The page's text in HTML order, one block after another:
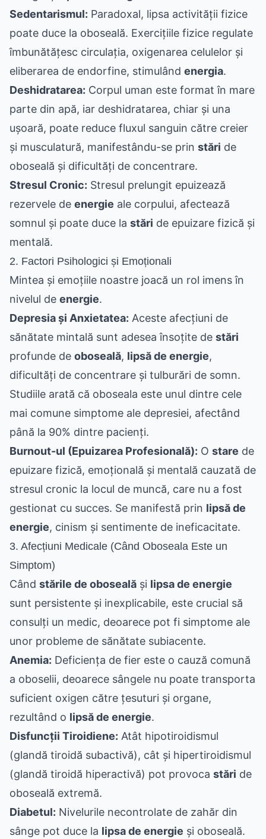
Sedentarismul: Paradoxal, lipsa activității fizice
poate duce la oboseală. Exercițiile fizice regulate
îmbunătățesc circulația, oxigenarea celulelor și
eliberarea de endorfine, stimulând energia.
Deshidratarea: Corpul uman este format în mare
parte din apă, iar deshidratarea, chiar și una
ușoară, poate reduce fluxul sanguin către creier
și musculatură, manifestându-se prin stări de
oboseală și dificultăți de concentrare.
Stresul Cronic: Stresul prelungit epuizează
rezervele de energie ale corpului, afectează
somnul și poate duce la stări de epuizare fizică și
mentală.
2. Factori Psihologici și Emoționali
Mintea și emoțiile noastre joacă un rol imens în
nivelul de energie.
Depresia și Anxietatea: Aceste afecțiuni de
sănătate mintală sunt adesea însoțite de stări
profunde de oboseală, lipsă de energie,
dificultăți de concentrare și tulburări de somn.
Studiile arată că oboseala este unul dintre cele
mai comune simptome ale depresiei, afectând
până la 90% dintre pacienți.
Burnout-ul (Epuizarea Profesională): O stare de
epuizare fizică, emoțională și mentală cauzată de
stresul cronic la locul de muncă, care nu a fost
gestionat cu succes. Se manifestă prin lipsă de
energie, cinism și sentimente de ineficacitate.
3. Afecțiuni Medicale (Când Oboseala Este un
Simptom)
Când stările de oboseală și lipsa de energie
sunt persistente și inexplicabile, este crucial să
consulți un medic, deoarece pot fi simptome ale
unor probleme de sănătate subiacente.
Anemia: Deficiența de fier este o cauză comună
a oboselii, deoarece sângele nu poate transporta
suficient oxigen către țesuturi și organe,
rezultând o lipsă de energie.
Disfuncții Tiroidiene: Atât hipotiroidismul
(glandă tiroidă subactivă), cât și hipertiroidismul
(glandă tiroidă hiperactivă) pot provoca stări de
oboseală extremă.
Diabetul: Nivelurile necontrolate de zahăr din
sânge pot duce la lipsa de energie și oboseală.